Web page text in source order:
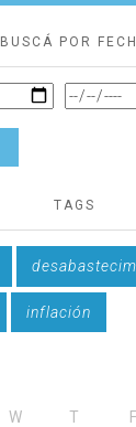
BUSCÁ POR
TAGS
inflación
W T F